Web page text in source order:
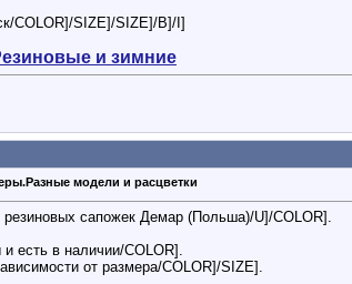
COLOR]/SIZE]/SIZE]/B]/I]
и зимние
модели и расцветки
сапожек Демар (Польша)/U]/COLOR].
есть в наличии/COLOR].
от размера/COLOR]/SIZE].